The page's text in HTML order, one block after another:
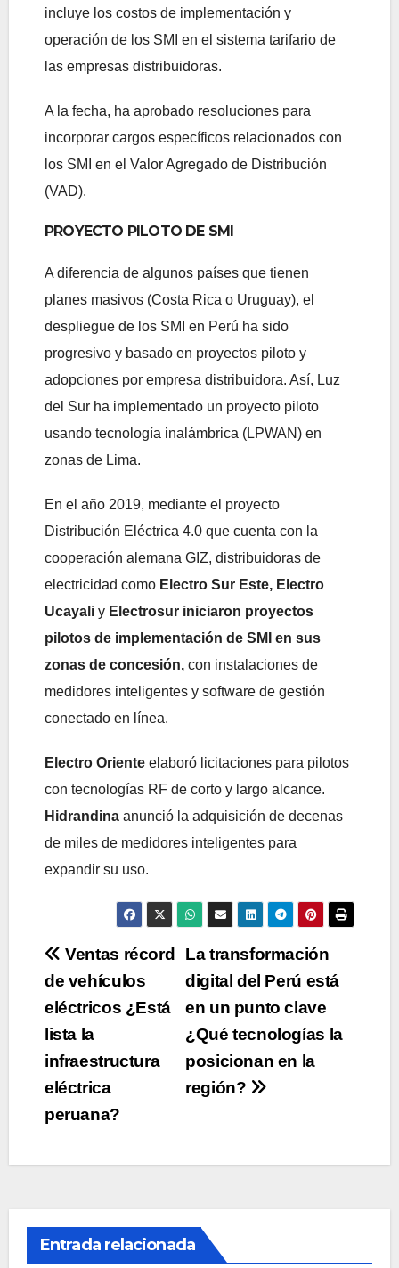
incluye los costos de implementación y
operación de los SMI en el sistema tarifario de
las empresas distribuidoras.
A la fecha, ha aprobado resoluciones para
incorporar cargos específicos relacionados con
los SMI en el Valor Agregado de Distribución
(VAD).
PROYECTO PILOTO DE SMI
A diferencia de algunos países que tienen
planes masivos (Costa Rica o Uruguay), el
despliegue de los SMI en Perú ha sido
progresivo y basado en proyectos piloto y
adopciones por empresa distribuidora. Así, Luz
del Sur ha implementado un proyecto piloto
usando tecnología inalámbrica (LPWAN) en
zonas de Lima.
En el año 2019, mediante el proyecto
Distribución Eléctrica 4.0 que cuenta con la
cooperación alemana GIZ, distribuidoras de
electricidad como Electro Sur Este, Electro
Ucayali y Electrosur iniciaron proyectos
pilotos de implementación de SMI en sus
zonas de concesión, con instalaciones de
medidores inteligentes y software de gestión
conectado en línea.
Electro Oriente elaboró licitaciones para pilotos
con tecnologías RF de corto y largo alcance.
Hidrandina anunció la adquisición de decenas
de miles de medidores inteligentes para
expandir su uso.
Navegación
de
entradas
La transformación
digital del Perú está
en un punto clave
¿Qué tecnologías la
posicionan en la
región?
Ventas récord
de vehículos
eléctricos ¿Está
lista la
infraestructura
eléctrica
peruana?
Entrada relacionada